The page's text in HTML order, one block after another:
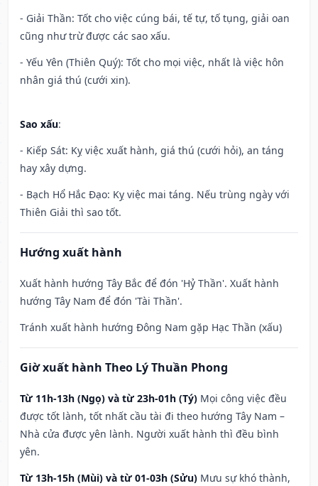
- Giải Thần: Tốt cho việc cúng bái, tế tự, tố tụng, giải oan
cũng như trừ được các sao xấu.
- Yếu Yên (Thiên Quý): Tốt cho mọi việc, nhất là việc hôn
nhân giá thú (cưới xin).
Sao xấu:
- Kiếp Sát: Kỵ việc xuất hành, giá thú (cưới hỏi), an táng
hay xây dựng.
- Bạch Hổ Hắc Đạo: Kỵ việc mai táng. Nếu trùng ngày với
Thiên Giải thì sao tốt.
Hướng xuất hành
Xuất hành hướng Tây Bắc để đón 'Hỷ Thần'. Xuất hành
hướng Tây Nam để đón 'Tài Thần'.
Tránh xuất hành hướng Đông Nam gặp Hạc Thần (xấu)
Giờ xuất hành Theo Lý Thuần Phong
Từ 11h-13h (Ngọ) và từ 23h-01h (Tý) Mọi công việc đều
được tốt lành, tốt nhất cầu tài đi theo hướng Tây Nam –
Nhà cửa được yên lành. Người xuất hành thì đều bình
yên.
Từ 13h-15h (Mùi) và từ 01-03h (Sửu) Mưu sự khó thành,